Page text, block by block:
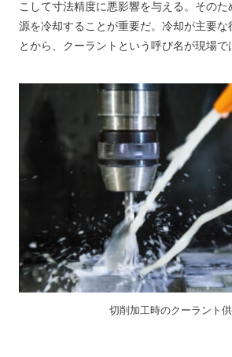
こして寸法精度に悪影響を与える。その
源を冷却することが重要だ。冷却が主要な
とから、クーラントという呼び名が現場で
切削加工時のクーラント